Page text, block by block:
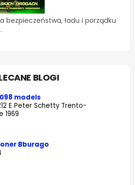
bezpieczeństwa, ładu i porządku
BLOGI
models
E Peter Schetty Trento-
1969
Bburago